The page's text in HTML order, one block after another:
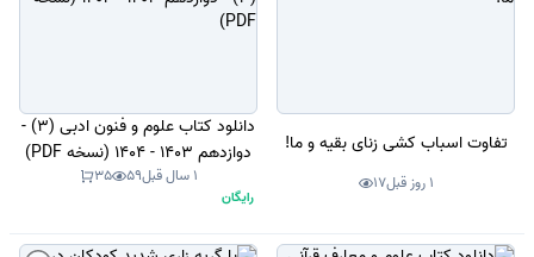
تفاوت اسباب کشی زنای بقیه و ما!
1 روز قبل 17
دانلود کتاب علوم و فنون ادبی (3) -
دوازدهم 1403 - 1404 (نسخه PDF)
1 سال قبل 59
35
رایگان